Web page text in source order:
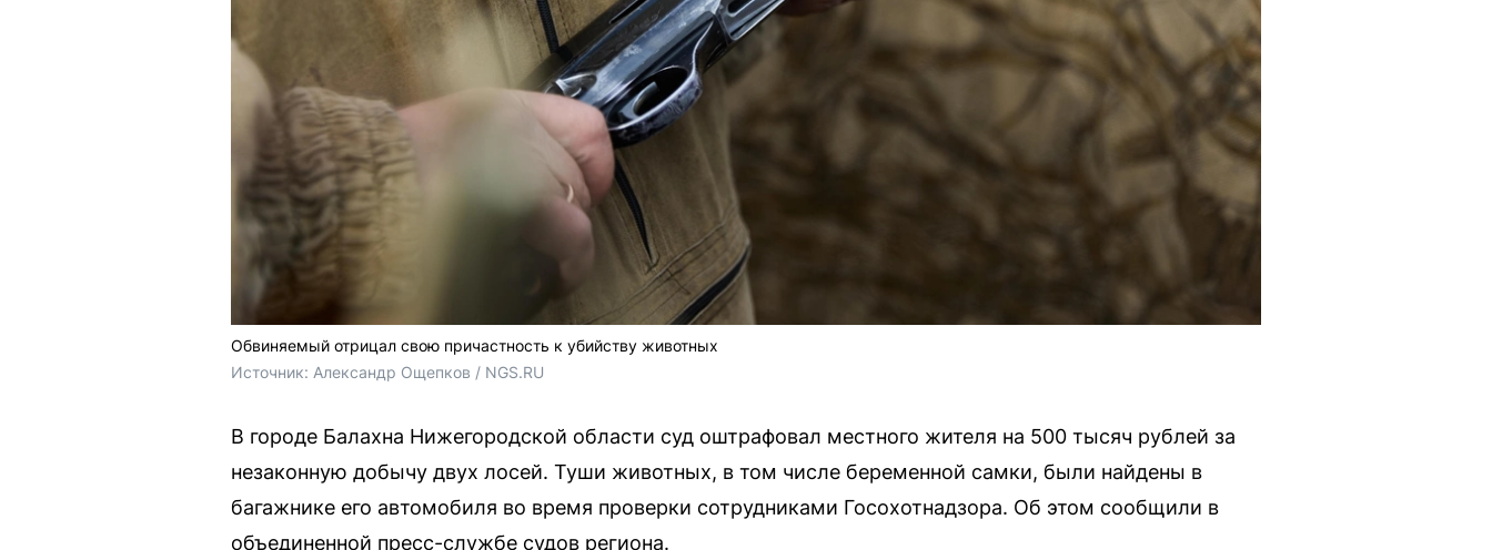
Обвиняемый отрицал свою причастность к убийству животных
Источник: Александр Ощепков / NGS.RU
В городе Балахна Нижегородской области суд оштрафовал местного жителя на 500 тысяч рублей за
незаконную добычу двух лосей. Туши животных, в том числе беременной самки, были найдены в
багажнике его автомобиля во время проверки сотрудниками Госохотнадзора. Об этом сообщили в
объединенной пресс-службе судов региона.